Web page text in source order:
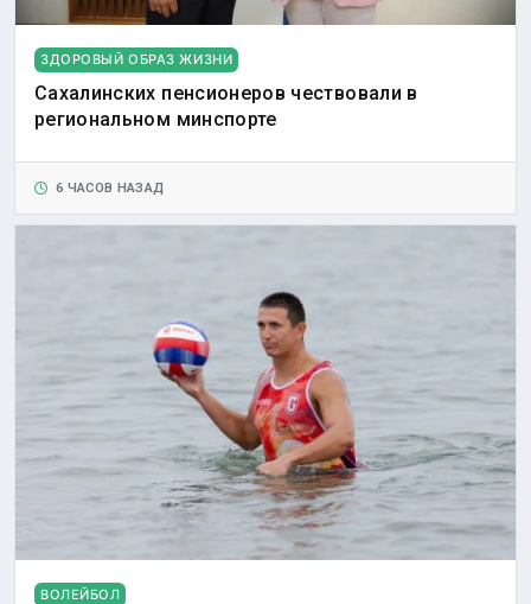
ЗДОРОВЫЙ ОБРАЗ ЖИЗНИ
Сахалинских пенсионеров чествовали в
региональном минспорте
6 ЧАСОВ НАЗАД
ВОЛЕЙБОЛ